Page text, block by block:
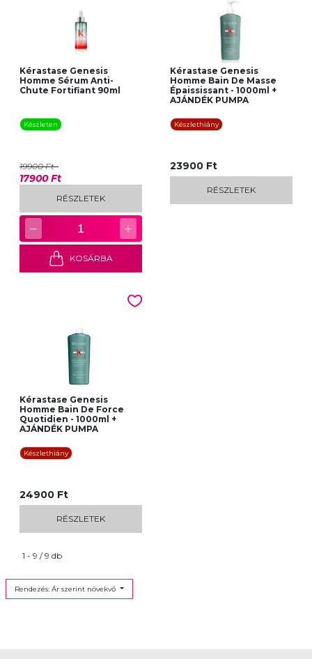
Kérastase Genesis
Homme Sérum Anti-
Chute Fortifiant 90ml
Készleten
19900 Ft
17900 Ft
RÉSZLETEK
− 1 +
KOSÁRBA
Kérastase Genesis
Homme Bain De Masse
Épaississant - 1000ml +
AJÁNDÉK PUMPA
Készlethiány
23900 Ft
RÉSZLETEK
Kérastase Genesis
Homme Bain De Force
Quotidien - 1000ml +
AJÁNDÉK PUMPA
Készlethiány
24900 Ft
RÉSZLETEK
1 - 9 / 9 db
Rendezés: Ár szerint növekvő